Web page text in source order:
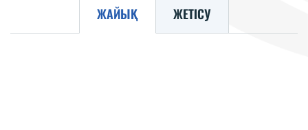
ЖАЙЫҚ ЖЕТІСУ